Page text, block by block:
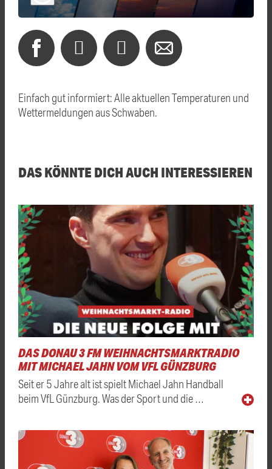
Einfach gut informiert: Alle aktuellen Temperaturen und
Wettermeldungen aus Schwaben.
DAS KÖNNTE DICH AUCH INTERESSIEREN
DAS DONAU 3 FM WEIHNACHTSMARKTRADIO
MIT MICHAEL JAHN VOM VFL GÜNZBURG
Seit er 5 Jahre alt ist spielt Michael Jahn Handball
beim VfL Günzburg. Was der Sport und die …